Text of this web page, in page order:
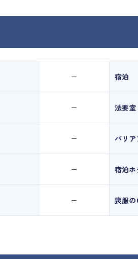
ー 宿泊
ー 法要室
ー バリア
ー 宿泊ホ
ー 喪服の